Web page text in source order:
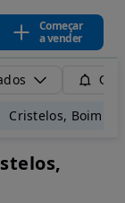
Começar
a vender
Cristelos, Boim e